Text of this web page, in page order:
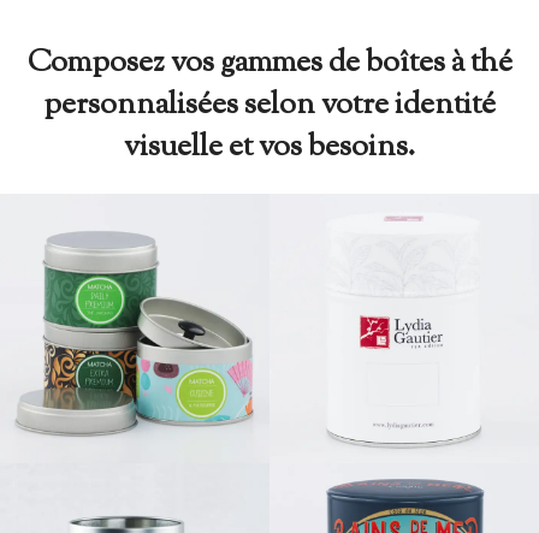
Composez vos gammes de boîtes à thé
personnalisées selon votre identité
visuelle et vos besoins.